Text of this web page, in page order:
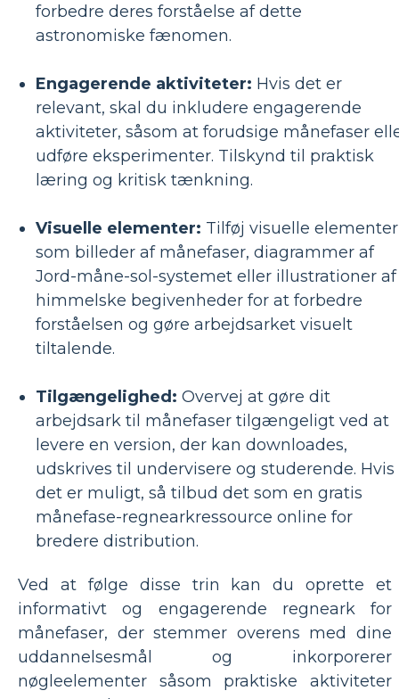
forbedre deres forståelse af dette
astronomiske fænomen.
Engagerende aktiviteter: Hvis det er
relevant, skal du inkludere engagerende
aktiviteter, såsom at forudsige månefaser
udføre eksperimenter. Tilskynd til praktisk
læring og kritisk tænkning.
Visuelle elementer: Tilføj visuelle elementer
som billeder af månefaser, diagrammer af
Jord-måne-sol-systemet eller illustrationer af
himmelske begivenheder for at forbedre
forståelsen og gøre arbejdsarket visuelt
tiltalende.
Tilgængelighed: Overvej at gøre dit
arbejdsark til månefaser tilgængeligt ved at
levere en version, der kan downloades,
udskrives til undervisere og studerende. Hvis
det er muligt, så tilbud det som en gratis
månefase-regnearkressource online for
bredere distribution.
Ved at følge disse trin kan du oprette et
informativt og engagerende regneark for
månefaser, der stemmer overens med dine
uddannelsesmål og inkorporerer
nøgleelementer såsom praktiske aktiviteter